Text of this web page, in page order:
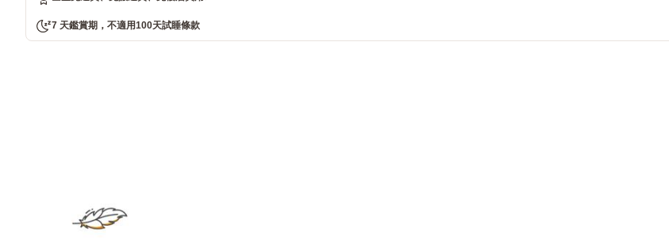
7 天鑑賞期，不適用100天試睡條款